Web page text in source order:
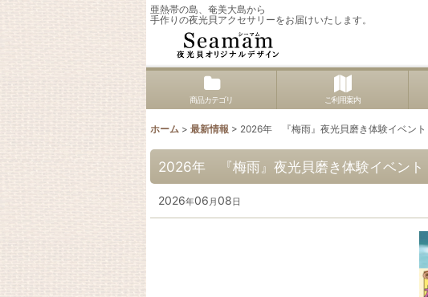
亜熱帯の島、奄美大島から
手作りの夜光貝アクセサリーをお届けいたします。
商品カテゴリ ご利用案内
ホーム > 最新情報 > 2026年 『梅雨』夜光貝磨き体験イベント
2026年 『梅雨』夜光貝磨き体験イベント
2026年06 月 08 日